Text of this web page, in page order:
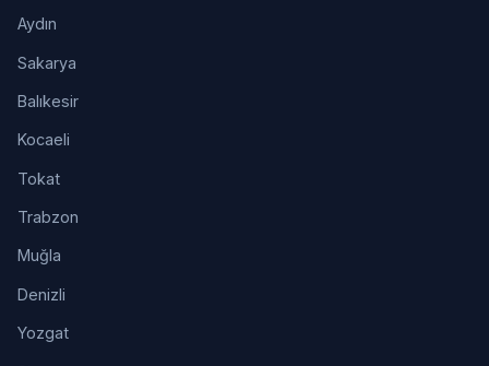
Aydın
Sakarya
Balıkesir
Kocaeli
Tokat
Trabzon
Muğla
Denizli
Yozgat